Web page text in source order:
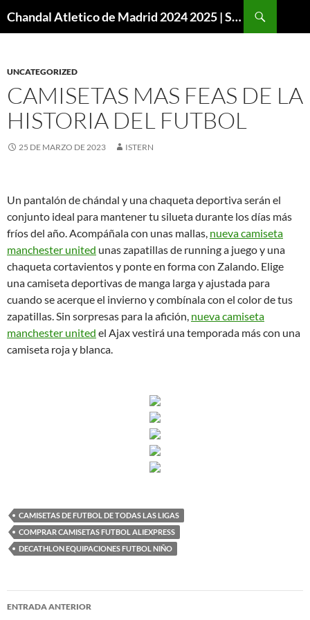
Chandal Atletico de Madrid 2024 2025 | SuperVigo
UNCATEGORIZED
CAMISETAS MAS FEAS DE LA
HISTORIA DEL FUTBOL
25 DE MARZO DE 2023 ISTERN
Un pantalón de chándal y una chaqueta deportiva serán el
conjunto ideal para mantener tu silueta durante los días más
fríos del año. Acompáñala con unas mallas, nueva camiseta
manchester united unas zapatillas de running a juego y una
chaqueta cortavientos y ponte en forma con Zalando. Elige
una camiseta deportivas de manga larga y ajustada para
cuando se acerque el invierno y combínala con el color de tus
zapatillas. Sin sorpresas para la afición, nueva camiseta
manchester united el Ajax vestirá una temporada más con una
camiseta roja y blanca.
CAMISETAS DE FUTBOL DE TODAS LAS LIGAS
COMPRAR CAMISETAS FUTBOL ALIEXPRESS
DECATHLON EQUIPACIONES FUTBOL NIÑO
Navegación
ENTRADA ANTERIOR